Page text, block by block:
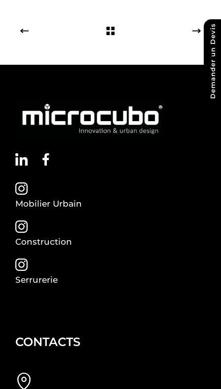
Mobilier Urbain
Construction
Serrurerie
CONTACTS
Demander un Devis